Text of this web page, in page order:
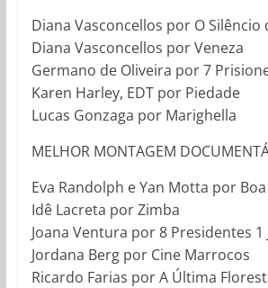
Diana Vasconcellos por O Silêncio
Diana Vasconcellos por Veneza
Germano de Oliveira por 7
Karen Harley, EDT por Piedade
Lucas Gonzaga por Marighella
MELHOR MONTAGEM
Eva Randolph e Yan Motta por
Idê Lacreta por Zimba
Joana Ventura por 8 Presidentes
Jordana Berg por Cine Marrocos
Ricardo Farias por A Última